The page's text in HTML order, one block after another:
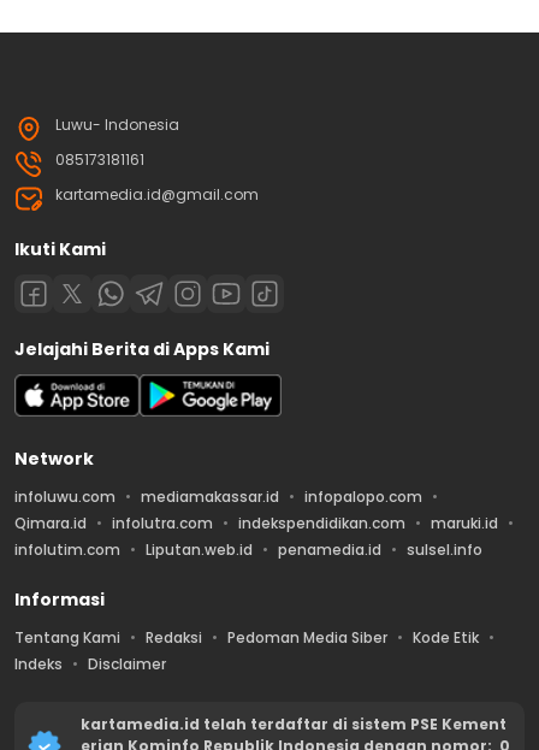
Luwu- Indonesia
085173181161
kartamedia.id@gmail.com
Ikuti Kami
Jelajahi Berita di Apps Kami
Network
infoluwu.com mediamakassar.id
infopalopo.com
Qimara.id
infolutra.com indekspendidikan.com
maruki.id
infolutim.com
Liputan.web.id penamedia.id sulsel.info
Informasi
Tentang Kami Redaksi Pedoman Media Siber
Kode Etik
Indeks
Disclaimer
kartamedia.id telah terdaftar di sistem PSE Kement